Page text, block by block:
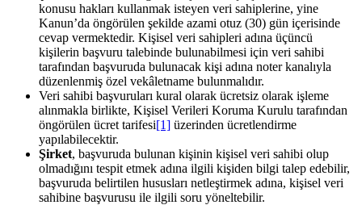
konusu hakları kullanmak isteyen veri sahiplerine, yine
Kanun’da öngörülen şekilde azami otuz (30) gün içerisinde
cevap vermektedir. Kişisel veri sahipleri adına üçüncü
kişilerin başvuru talebinde bulunabilmesi için veri sahibi
tarafından başvuruda bulunacak kişi adına noter kanalıyla
düzenlenmiş özel vekâletname bulunmalıdır.
Veri sahibi başvuruları kural olarak ücretsiz olarak işleme
alınmakla birlikte, Kişisel Verileri Koruma Kurulu tarafından
öngörülen ücret tarifesi[1] üzerinden ücretlendirme
yapılabilecektir.
Şirket, başvuruda bulunan kişinin kişisel veri sahibi olup
olmadığını tespit etmek adına ilgili kişiden bilgi talep edebilir,
başvuruda belirtilen hususları netleştirmek adına, kişisel veri
sahibine başvurusu ile ilgili soru yöneltebilir.